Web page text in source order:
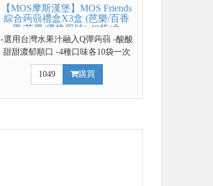
【MOS摩斯漢堡】MOS Friends
綜合蒟蒻禮盒X3盒 (芭樂/百香
果/芒果/優格風味) 40袋/盒
-選用台灣水果汁融入Q彈蒟蒻 -酸酸
甜甜濃郁順口 -4種口味各10袋一次
享受 -獨立包裝隨身攜帶好方便
1049
購買